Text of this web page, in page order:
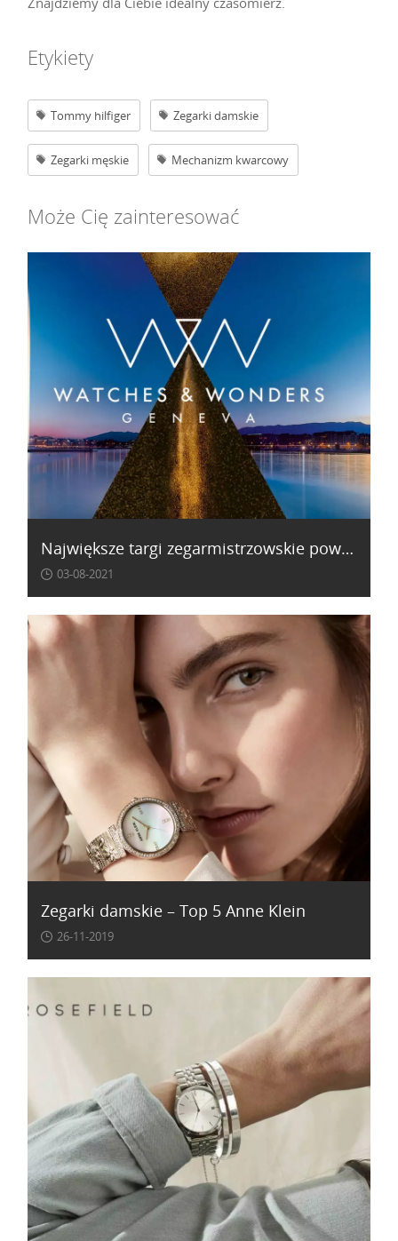
Etykiety
Tommy hilfiger Zegarki damskie
Zegarki męskie Mechanizm kwarcowy
Może Cię zainteresować
Największe targi zegarmistrzowskie powracają! - Baselworld i Watches & Wonders Geneva
03-08-2021
Zegarki damskie – Top 5 Anne Klein
26-11-2019